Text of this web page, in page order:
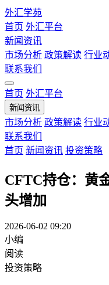
外汇学苑
首页 外汇平台
新闻资讯
市场分析 政策解读 行业
联系我们
首页 外汇平台
新闻资讯
市场分析 政策解读 行业
联系我们
首页 新闻资讯 投资策略
CFTC持仓：黄
头增加
2026-06-02 09:20
小编
阅读
投资策略